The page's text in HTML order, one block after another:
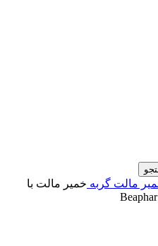
مالت گربه خمیر مالت با